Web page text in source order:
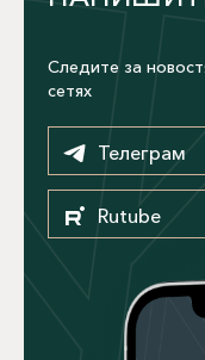
Следите за
сетях
Телеграм
Rutube